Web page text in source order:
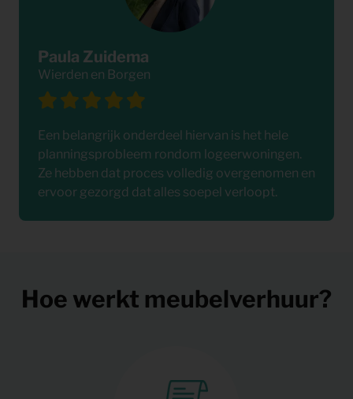
Paula Zuidema
Wierden en Borgen
Een belangrijk onderdeel hiervan is het hele
planningsprobleem rondom logeerwoningen.
Ze hebben dat proces volledig overgenomen en
ervoor gezorgd dat alles soepel verloopt.
Hoe werkt meubelverhuur?